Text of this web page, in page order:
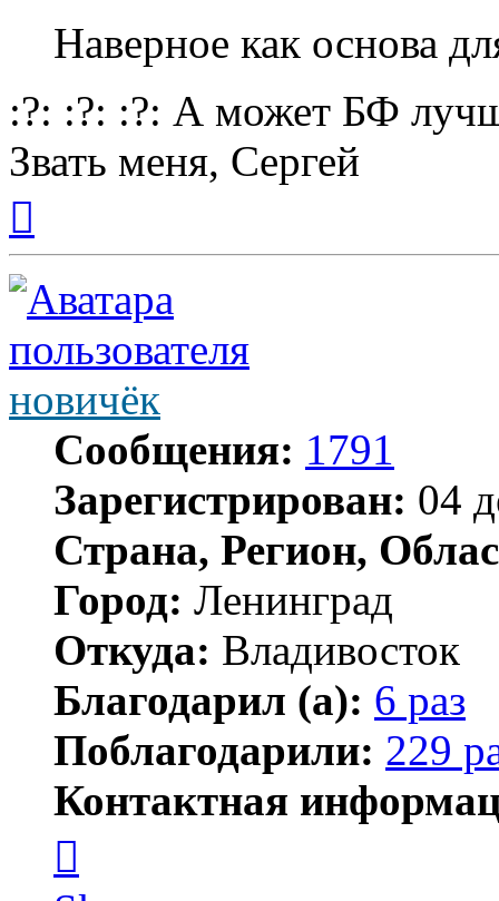
Наверное как основа
:?: :?: :?: А может БФ
Звать меня, Сергей
началу
новичёк
Сообщения: 1791
Зарегистрирован: 04
Страна, Регион,
Город: Ленинград
Откуда: Владивосток
Благодарил (а): 6 раз
Поблагодарили: 229
Контактная
пользователя
новичёк